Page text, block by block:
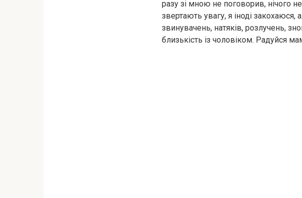
разу зі мною не поговорив, нічого
звертають увагу, я іноді
звинувачень, натяків, розлучень,
близькість із чоловіком. Радуйся